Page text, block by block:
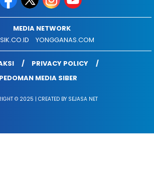
MEDIA NETWORK
YONGGANAS.COM
PRIVACY POLICY
PEDOMAN MEDIA SIBER
© 2025 | CREATED BY SEJASA NET